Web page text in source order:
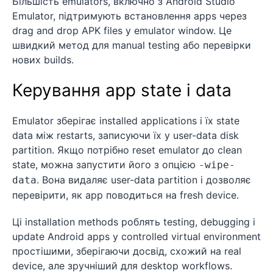
Emulator, підтримують встановлення apps через
drag and drop APK files у emulator window. Це
швидкий метод для manual testing або перевірки
нових builds.
Керування app state і data
Emulator зберігає installed applications і їх state
data між restarts, записуючи їх у user-data disk
partition. Якщо потрібно reset emulator до clean
state, можна запустити його з опцією -wipe-
data. Вона видаляє user-data partition і дозволяє
перевірити, як app поводиться на fresh device.
Ці installation methods роблять testing, debugging і
update Android apps у controlled virtual environment
простішими, зберігаючи досвід, схожий на real
device, але зручніший для desktop workflows.